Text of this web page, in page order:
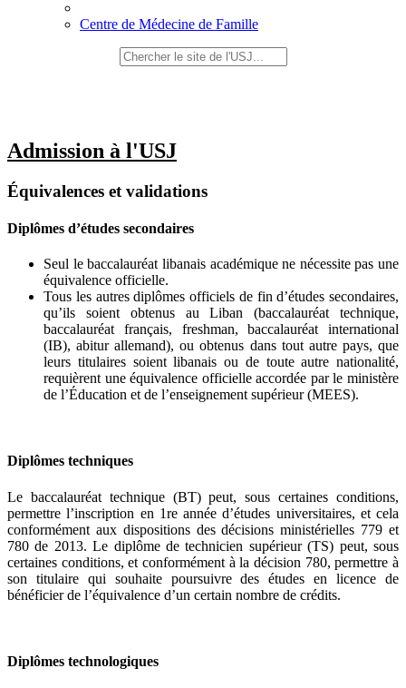
Centre de Médecine de Famille
Admission à l'USJ
Équivalences et validations
Diplômes d’études secondaires
Seul le baccalauréat libanais académique ne nécessite pas une
équivalence officielle.
Tous les autres diplômes officiels de fin d’études secondaires,
qu’ils soient obtenus au Liban (baccalauréat technique,
baccalauréat français, freshman, baccalauréat international
(IB), abitur allemand), ou obtenus dans tout autre pays, que
leurs titulaires soient libanais ou de toute autre nationalité,
requièrent une équivalence officielle accordée par le ministère
de l’Éducation et de l’enseignement supérieur (MEES).
Diplômes techniques
Le baccalauréat technique (BT) peut, sous certaines conditions,
permettre l’inscription en 1re année d’études universitaires, et cela
conformément aux dispositions des décisions ministérielles 779 et
780 de 2013. Le diplôme de technicien supérieur (TS) peut, sous
certaines conditions, et conformément à la décision 780, permettre à
son titulaire qui souhaite poursuivre des études en licence de
bénéficier de l’équivalence d’un certain nombre de crédits.
Diplômes technologiques